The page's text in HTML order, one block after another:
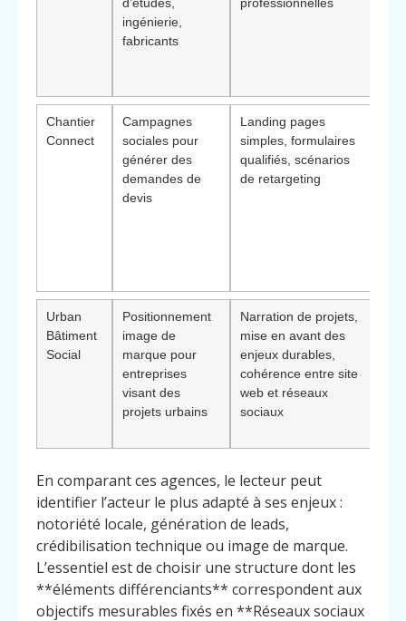
ingénierie,
fabricants
Chantier
Connect
Campagnes
sociales pour
générer des
demandes de
devis
Landing pages
simples, formulaires
qualifiés, scénarios
de retargeting
Urban
Bâtiment
Social
Positionnement
image de
marque pour
entreprises
visant des
projets urbains
Narration de projets,
mise en avant des
enjeux durables,
cohérence entre site
web et réseaux
sociaux
En comparant ces agences, le lecteur peut
identifier l’acteur le plus adapté à ses enjeux :
notoriété locale, génération de leads,
crédibilisation technique ou image de marque.
L’essentiel est de choisir une structure dont les
**éléments différenciants** correspondent aux
objectifs mesurables fixés en **Réseaux sociaux